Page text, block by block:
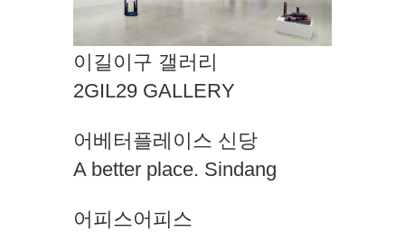
이길이구 갤러리
2GIL29 GALLERY
어베터플레이스 신당
A better place. Sindang
어피스어피스